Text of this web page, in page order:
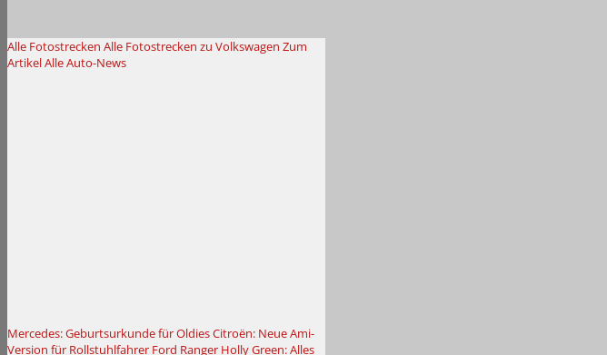
Alle Fotostrecken Alle Fotostrecken zu Volkswagen Zum
ArtikelAlle Auto-News
Mercedes: Geburtsurkunde für OldiesCitroën: Neue Ami-
Version für Rollstuhlfahrer Ford Ranger Holly Green: Alles